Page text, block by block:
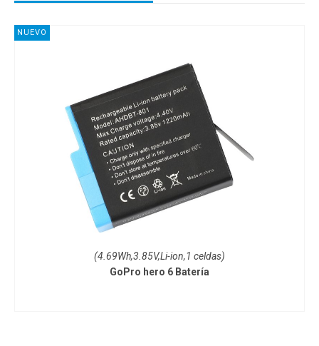
NUEVO
(4.69Wh,3.85V,Li-ion,1 celdas)
GoPro hero 6 Batería